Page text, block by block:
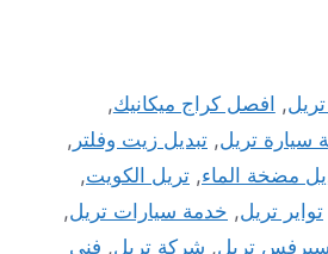
, افصل كراج ميكانيك,
سيارة تريل, تبديل زيت وفلتر ,
مضخة الماء, تريل الكويت,
تواير تريل, خدمة سيارات تريل,
سيرفس تريل, شركة تريل, فني